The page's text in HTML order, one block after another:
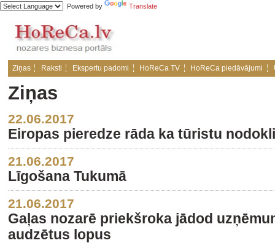
Powered by Translate
Ziņas Raksti Ekspertu padomi HoReCa TV HoReCa piedāvājumi
Ziņas
22.06.2017
Eiropas pieredze rāda ka tūristu
21.06.2017
Līgošana Tukumā
21.06.2017
Gaļas nozarē priekšroka jādod
audzētus lopus